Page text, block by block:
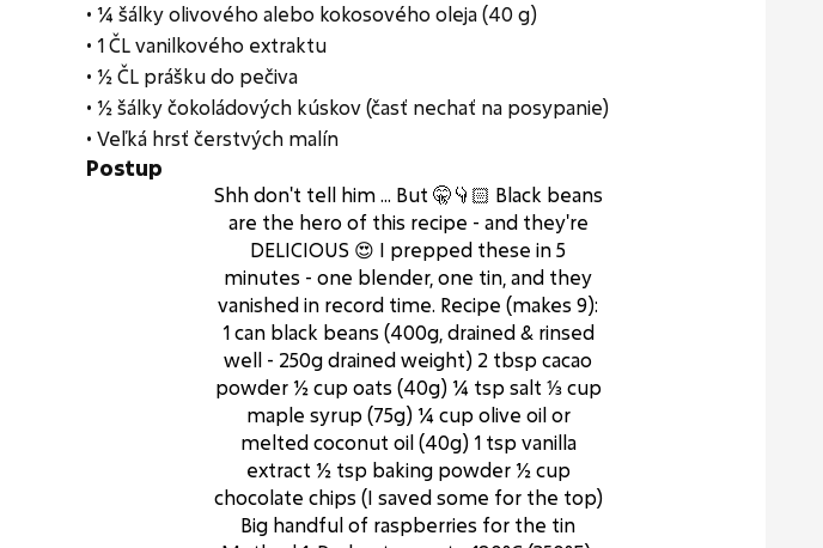
• ¼ šálky olivového alebo kokosového oleja (40 g)
• 1 ČL vanilkového extraktu
• ½ ČL prášku do pečiva
• ½ šálky čokoládových kúskov (časť nechať na posypanie)
• Veľká hrsť čerstvých malín
Postup
Shh don't tell him ... But 🤫👇🏻 Black beans
are the hero of this recipe - and they're
DELICIOUS 😍 I prepped these in 5
minutes - one blender, one tin, and they
vanished in record time. Recipe (makes 9):
1 can black beans (400g, drained & rinsed
well - 250g drained weight) 2 tbsp cacao
powder ½ cup oats (40g) ¼ tsp salt ⅓ cup
maple syrup (75g) ¼ cup olive oil or
melted coconut oil (40g) 1 tsp vanilla
extract ½ tsp baking powder ½ cup
chocolate chips (I saved some for the top)
Big handful of raspberries for the tin